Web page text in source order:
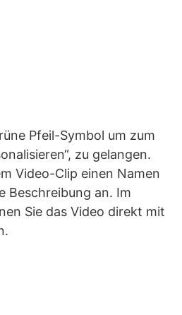
Pfeil-Symbol um zum
zu gelangen.
Video-Clip einen Namen
Beschreibung an. Im
Sie das Video direkt mit